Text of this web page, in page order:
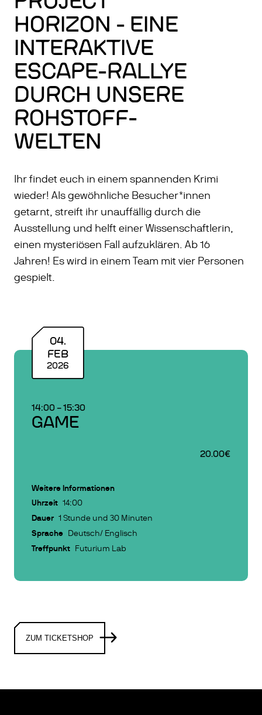
HORIZON - EINE
INTERAKTIVE
ESCAPE-RALLYE
DURCH UNSERE
ROHSTOFF-
WELTEN
Ihr findet euch in einem spannenden Krimi
wieder! Als gewöhnliche Besucher*innen
getarnt, streift ihr unauffällig durch die
Ausstellung und helft einer Wissenschaftlerin,
einen mysteriösen Fall aufzuklären. Ab 16
Jahren! Es wird in einem Team mit vier Personen
gespielt.
04.
FEB
2026
14:00 –15:30
GAME
20.00€
Weitere Informationen
Uhrzeit 14:00
Dauer 1 Stunde und 30 Minuten
Sprache Deutsch/ Englisch
Treffpunkt Futurium Lab
ZUM TICKETSHOP